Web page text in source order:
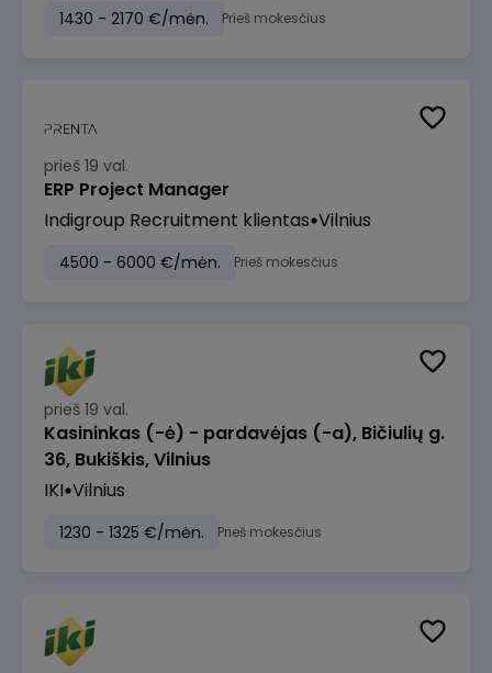
1430 - 2170 €/mėn. Prieš mokesčius
prieš 19 val.
ERP Project Manager
Indigroup Recruitment klientas Vilnius
4500 - 6000 €/mėn. Prieš mokesčius
prieš 19 val.
Kasininkas (-ė) - pardavėjas (-a), Bičiulių g.
36, Bukiškis, Vilnius
IKI Vilnius
1230 - 1325 €/mėn. Prieš mokesčius